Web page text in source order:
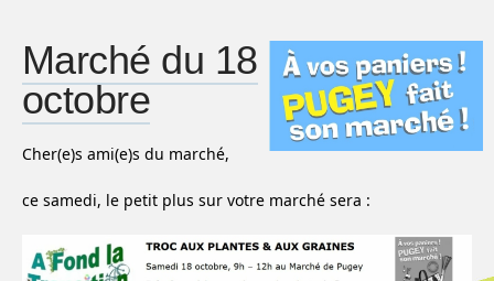
Marché du 18
octobre
Cher(e)s ami(e)s du marché,
ce samedi, le petit plus sur votre marché sera :